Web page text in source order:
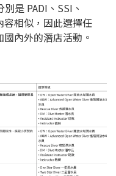
是 PADI、SSI、
容相似，因此選擇任
內外的潛店活動。